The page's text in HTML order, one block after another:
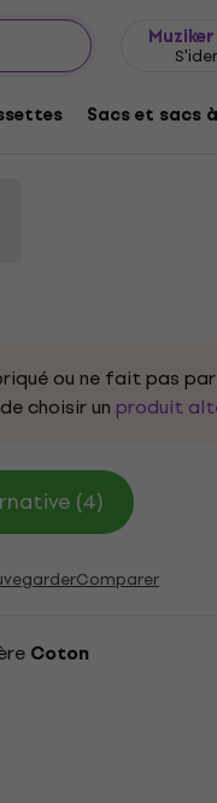
Sacs et sacs
ou ne fait pas
choisir un produit
(4)
Comparer
Coton